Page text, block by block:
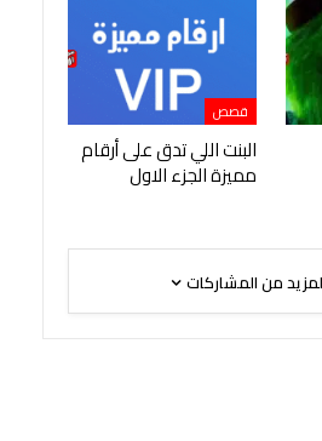
قصص
البنت اللي تدق على أرقام
مميزة الجزء الاول
من المشاركات